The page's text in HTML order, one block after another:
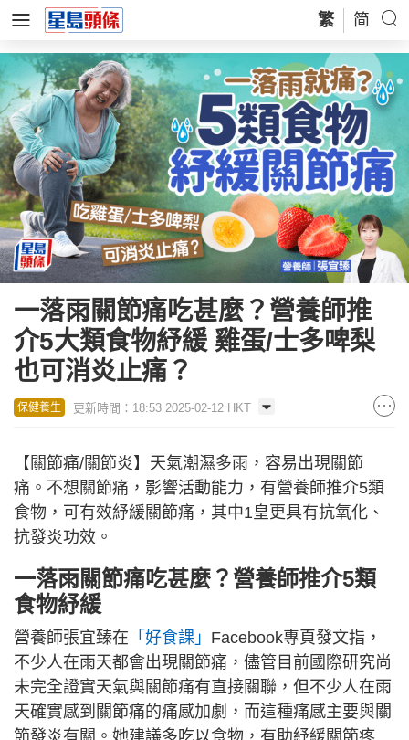
繁 简
一落雨關節痛吃甚麼？營養師推
介5大類食物紓緩 雞蛋/士多啤梨
也可消炎止痛？
保健養生 更新時間：18:53 2025-02-12 HKT
【關節痛/關節炎】天氣潮濕多雨，容易出現關節
痛。不想關節痛，影響活動能力，有營養師推介5類
食物，可有效紓緩關節痛，其中1皇更具有抗氧化、
抗發炎功效。
一落雨關節痛吃甚麼？營養師推介5類
食物紓緩
營養師張宜臻在 「好食課」 Facebook專頁發文指，
不少人在雨天都會出現關節痛，儘管目前國際研究尚
未完全證實天氣與關節痛有直接關聯，但不少人在雨
天確實感到關節痛的痛感加劇，而這種痛感主要與關
節發炎有關。她建議多吃以食物，有助紓緩關節疼